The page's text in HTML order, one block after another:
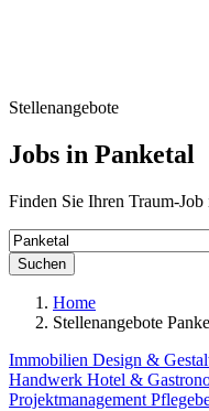
Stellenangebote
Jobs in Panketal
Finden Sie Ihren Traum-Job
Suchen
Home
Stellenangebote
Immobilien Design &
Handwerk Hotel &
Projektmanagement